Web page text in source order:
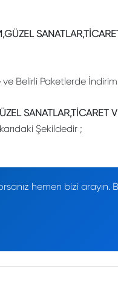
Belirli Paketlerde
SANATLAR,TİCARET
Şekildedir ;
hemen bizi